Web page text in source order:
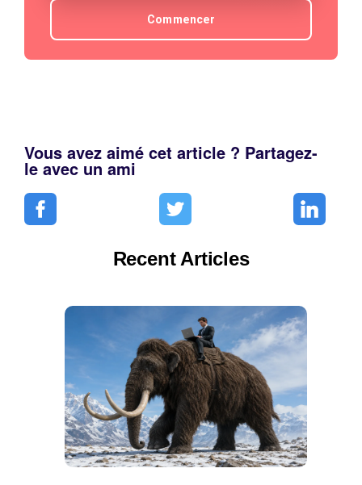
Commencer
Vous avez aimé cet article ? Partagez-
le avec un ami
Recent Articles